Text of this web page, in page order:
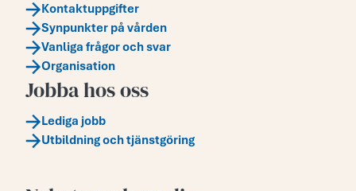
Kontaktuppgifter
Synpunkter på vården
Vanliga frågor och svar
Organisation
Jobba hos oss
Lediga jobb
Utbildning och tjänstgöring